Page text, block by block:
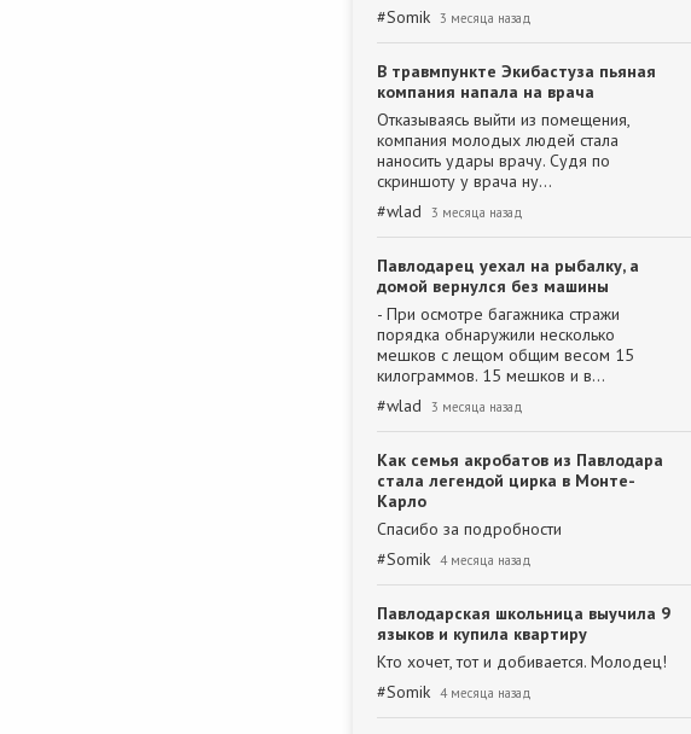
#Somik 3 месяца назад
В травмпункте Экибастуза пьяная
компания напала на врача
Отказываясь выйти из помещения,
компания молодых людей стала
наносить удары врачу. Судя по
скриншоту у врача ну…
#wlad 3 месяца назад
Павлодарец уехал на рыбалку, а
домой вернулся без машины
- При осмотре багажника стражи
порядка обнаружили несколько
мешков с лещом общим весом 15
килограммов. 15 мешков и в…
#wlad 3 месяца назад
Как семья акробатов из Павлодара
стала легендой цирка в Монте-
Карло
Спасибо за подробности
#Somik 4 месяца назад
Павлодарская школьница выучила 9
языков и купила квартиру
Кто хочет, тот и добивается. Молодец!
#Somik 4 месяца назад